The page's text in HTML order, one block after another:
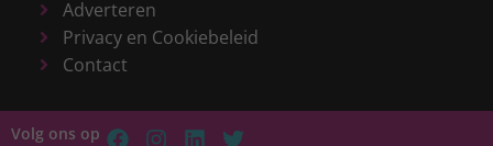
Adverteren
Privacy en Cookiebeleid
Contact
Volg ons op